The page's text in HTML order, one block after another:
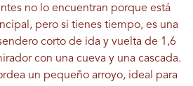
no lo encuentran porque está
pero si tienes tiempo, es una
corto de ida y vuelta de 1,6
con una cueva y una cascada.
un pequeño arroyo, ideal para